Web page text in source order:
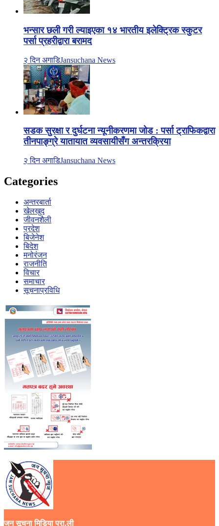
भन्सार छली गरी ल्याइएका १४ भारतीय इलेक्ट्रिक स्कुटर
पर्सा प्रहरीद्वारा बरामद
२ दिन अगाडिJansuchana News
सडक सुरक्षा र दुर्घटना न्यूनीकरणमा जोड : पर्सा ट्राफिकद्वारा
तीनपाङ्ग्रे यातायात व्यवसायीसँग अन्तरक्रिया
२ दिन अगाडिJansuchana News
Categories
अन्तरबार्ता
खेलखुद
जीवनशैली
प्रदेश
बिजेनेश
बिदेश
मनोरंजन
राजनीति
विचार
समाचार
सूचनाप्रविधि
जन सूचना मिडिया प्रा.ली